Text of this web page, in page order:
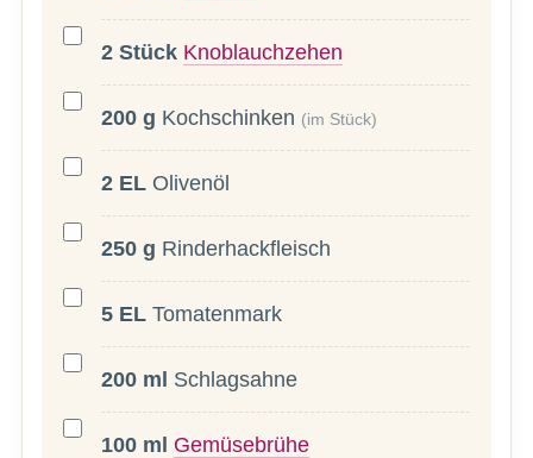
2 Stück Knoblauchzehen
200 g Kochschinken (im Stück)
2 EL Olivenöl
250 g Rinderhackfleisch
5 EL Tomatenmark
200 ml Schlagsahne
100 ml Gemüsebrühe